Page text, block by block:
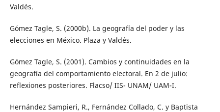
Valdés.
Gómez Tagle, S. (2000b). La geografía del poder y las
elecciones en México. Plaza y Valdés.
Gómez Tagle, S. (2001). Cambios y continuidades en la
geografía del comportamiento electoral. En 2 de julio:
reflexiones posteriores. Flacso/ IIS- UNAM/ UAM-I.
Hernández Sampieri, R., Fernández Collado, C. y Baptista